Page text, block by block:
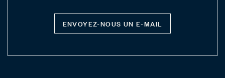
ENVOYEZ-NOUS UN E-MAIL